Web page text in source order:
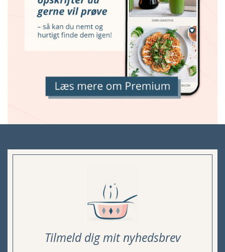
Tilmeld dig mit nyhedsbrev